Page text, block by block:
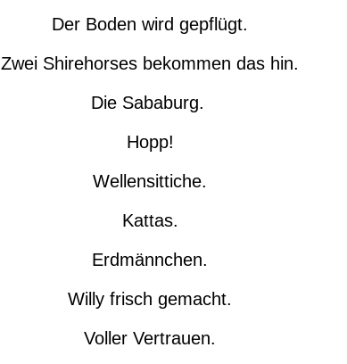
Der Boden wird gepflügt.
Zwei Shirehorses bekommen das hin.
Die Sababurg.
Hopp!
Wellensittiche.
Kattas.
Erdmännchen.
Willy frisch gemacht.
Voller Vertrauen.